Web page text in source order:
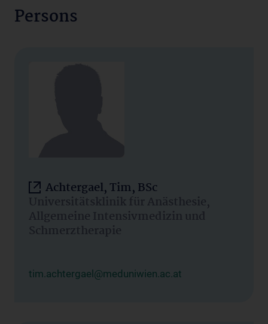
Persons
Achtergael, Tim, BSc
Universitätsklinik für Anästhesie,
Allgemeine Intensivmedizin und
Schmerztherapie
tim.achtergael@meduniwien.ac.at